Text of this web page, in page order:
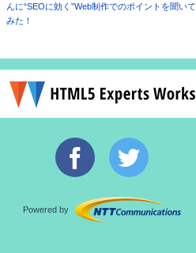
んに“SEOに効く”Web制作でのポイントを聞いて
みた！
Powered by